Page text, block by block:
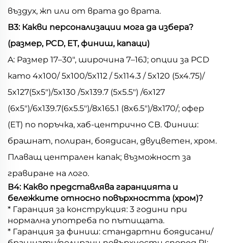
въздух, жп или от врата до врата.
В3: Какви персонализации мога да избера?
(размер, PCD, ET, финиш, капаци)
A: Размер 17–30", широчина 7–16J; опции за PCD
като 4x100/ 5x100/5x112 / 5x114.3 / 5x120 (5x4.75)/
5x127(5x5")/5x130 /5x139.7 (5x5.5") /6x127
(6x5")/6x139.7(6x5.5")/8x165.1 (8x6.5")/8x170/; офер
(ET) по поръчка, хаб-центрично CB. Финиш:
брашнат, полиран, боядисан, двуцветен, хром.
Плаващ централен капак; възможност за
гравиране на лого.
В4: Какво представлява гаранцията и
бележките относно повърхността (хром)?
* Гаранция за конструкция: 3 години при
нормална употреба по пътищата.
* Гаранция за финиш: стандартни боядисани/